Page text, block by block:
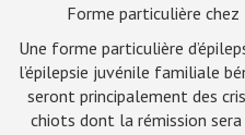
Forme particulière
Une forme particulière
l’épilepsie juvénile familiale
seront principalement des
chiots dont la rémission sera